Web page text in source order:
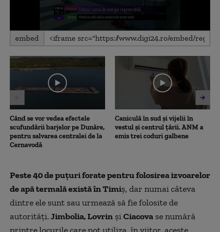
0
seconds
1
minute,
embed
Când se vor vedea efectele
scufundării barjelor pe Dunăre,
pentru salvarea centralei de la
Cernavodă
Caniculă în sud și vijelii în
vestul și centrul țării. ANM a
emis trei coduri galbene
Peste 40 de puţuri forate pentru folosirea izvoarelor
de apă termală există în Timiş, dar numai câteva
dintre ele sunt sau urmează să fie folosite de
autorităţi.Jimbolia, Lovrin şiCiacova se numără